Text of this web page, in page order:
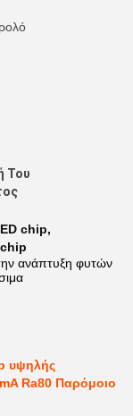
Του
chip,
ανάπτυξη φυτών
υψηλής
Ra80 Παρόμοιο